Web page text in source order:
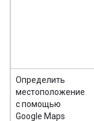
Определить
местоположение
с помощью
Google Maps